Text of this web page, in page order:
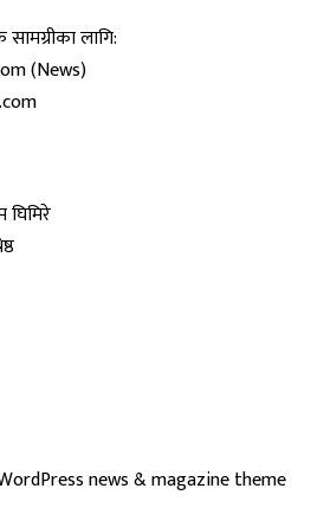
लागि:
(News)
news & magazine theme